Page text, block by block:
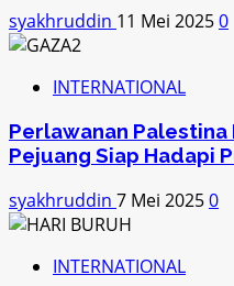
syakhruddin 11 Mei 20250
INTERNATIONAL
Perlawanan Palestina
Pejuang Siap Hadapi
syakhruddin 7 Mei 20250
INTERNATIONAL